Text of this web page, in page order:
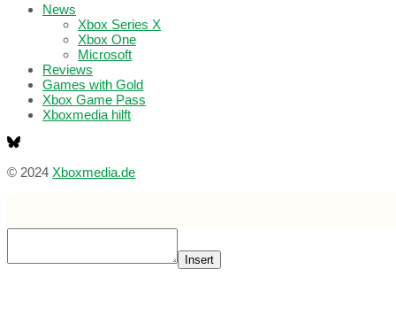
News
Xbox Series X
Xbox One
Microsoft
Reviews
Games with Gold
Xbox Game Pass
Xboxmedia hilft
© 2024 Xboxmedia.de
Insert